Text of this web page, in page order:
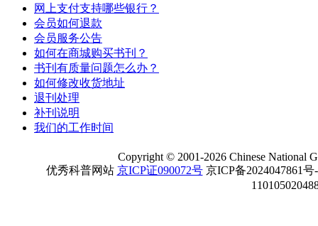
网上支付支持哪些银行？
会员如何退款
会员服务公告
如何在商城购买书刊？
书刊有质量问题怎么办？
如何修改收货地址
退刊处理
补刊说明
我们的工作时间
Copyright ©2001-2026 Chinese National
优秀科普网站 京ICP证090072号京ICP备2024047861